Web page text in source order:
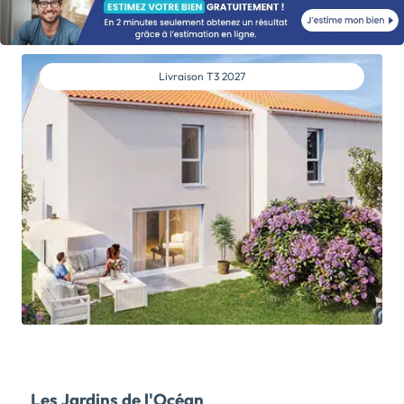
la frontière de la Vendée et de la Loire Atlantique. Ce
projet résidentiel s’inscrit dans un environnement
verdoyant et vivant, à proximité immédiate du centre
bourg, des commerces et des services, tout en étant
parfaitement connecté aux axes majeurs de mobilité.
Il propose une offre complète combinant
appartements neufs et maisons neuves, pour
répondre aussi bien aux attentes des investisseurs
qu’à celles des familles ou primo accédants en quête
d’un logement durable, fonctionnel et lumineux. Les
appartements IREMIA, au nombre de dix sept, se
déclinent du T2 au T3, avec des surfaces allant de 45
à 63 m². Leur conception met en avant des espaces
de vie optimisés, des pièces lumineuses et des
extérieurs agréables sous forme de balcon ou de
terrasse. Chaque logement bénéficie d'un
agencement soigneusement étudié par le cabinet
Livraison T3 2027
Les Jardins de l'Océan